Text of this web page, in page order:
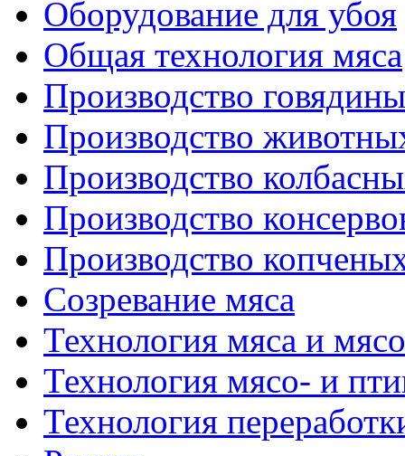
Оборудование для убоя
Общая технология мяса
Производство говядины
Производство
Производство
Производство
Производство
Созревание мяса
Технология мяса и
Технология мясо- и
Технология